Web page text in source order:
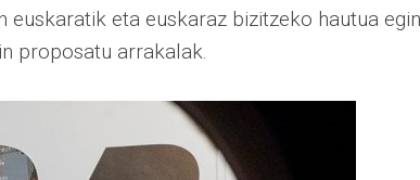
euskaratik eta euskaraz bizitzeko hautua
proposatu arrakalak.